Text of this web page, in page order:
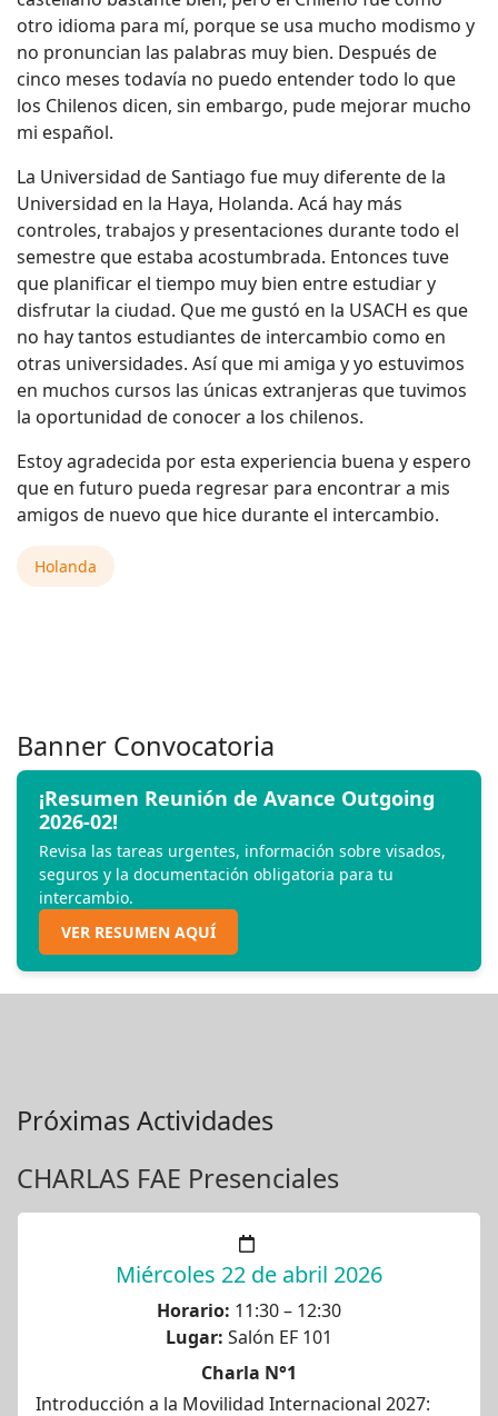
otro idioma para mí, porque se usa mucho modismo y
no pronuncian las palabras muy bien. Después de
cinco meses todavía no puedo entender todo lo que
los Chilenos dicen, sin embargo, pude mejorar mucho
mi español.
La Universidad de Santiago fue muy diferente de la
Universidad en la Haya, Holanda. Acá hay más
controles, trabajos y presentaciones durante todo el
semestre que estaba acostumbrada. Entonces tuve
que planificar el tiempo muy bien entre estudiar y
disfrutar la ciudad. Que me gustó en la USACH es que
no hay tantos estudiantes de intercambio como en
otras universidades. Así que mi amiga y yo estuvimos
en muchos cursos las únicas extranjeras que tuvimos
la oportunidad de conocer a los chilenos.
Estoy agradecida por esta experiencia buena y espero
que en futuro pueda regresar para encontrar a mis
amigos de nuevo que hice durante el intercambio.
Holanda
Banner Convocatoria
¡Resumen Reunión de Avance Outgoing
2026-02!
Revisa las tareas urgentes, información sobre visados,
seguros y la documentación obligatoria para tu
intercambio.
VER RESUMEN AQUÍ
Próximas Actividades
CHARLAS FAE Presenciales
Miércoles 22 de abril 2026
Horario: 11:30 – 12:30
Lugar: Salón EF 101
Charla N°1
Introducción a la Movilidad Internacional 2027: